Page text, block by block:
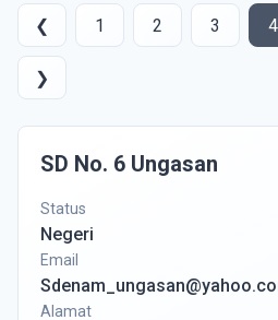
❮ 1 2 3 4
❯
SD No. 6 Ungasan
Status
Negeri
Email
Alamat